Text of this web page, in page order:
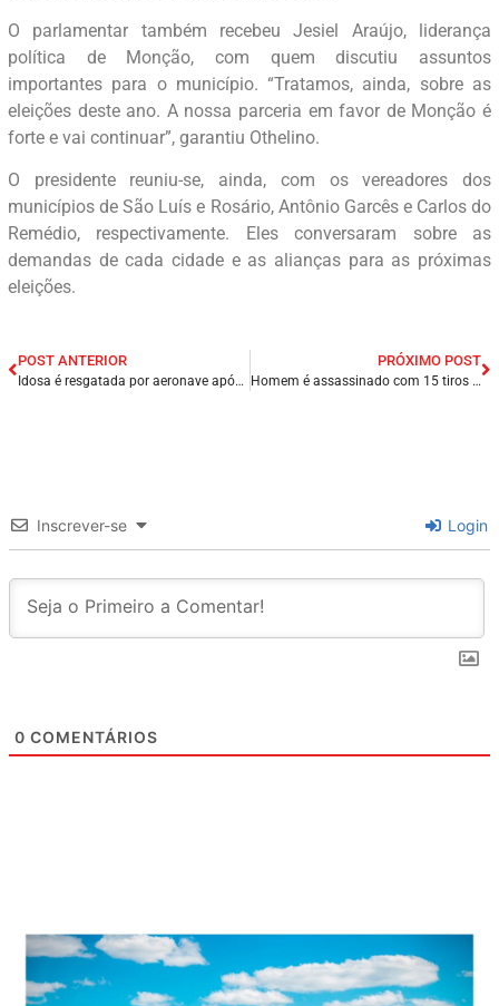
O parlamentar também recebeu Jesiel Araújo, liderança
política de Monção, com quem discutiu assuntos
importantes para o município. “Tratamos, ainda, sobre as
eleições deste ano. A nossa parceria em favor de Monção é
forte e vai continuar”, garantiu Othelino.
O presidente reuniu-se, ainda, com os vereadores dos
municípios de São Luís e Rosário, Antônio Garcês e Carlos do
Remédio, respectivamente. Eles conversaram sobre as
demandas de cada cidade e as alianças para as próximas
eleições.
POST ANTERIOR
Idosa é resgatada por aeronave após se acidentar em área de difícil acesso durante passeio na Chapada Diamantina.
PRÓXIMO POST
Homem é assassinado com 15 tiros em rua da Zona Sudeste de Teresina/PI.
Inscrever-se Login
0 COMENTÁRIOS